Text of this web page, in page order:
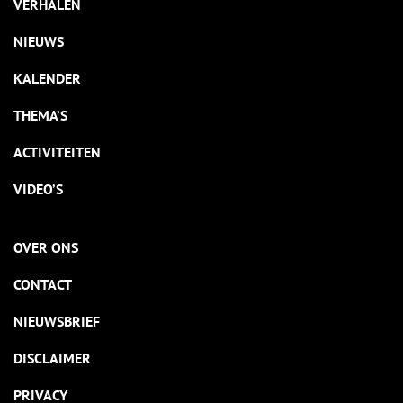
VERHALEN
NIEUWS
KALENDER
THEMA’S
ACTIVITEITEN
VIDEO’S
OVER ONS
CONTACT
NIEUWSBRIEF
DISCLAIMER
PRIVACY